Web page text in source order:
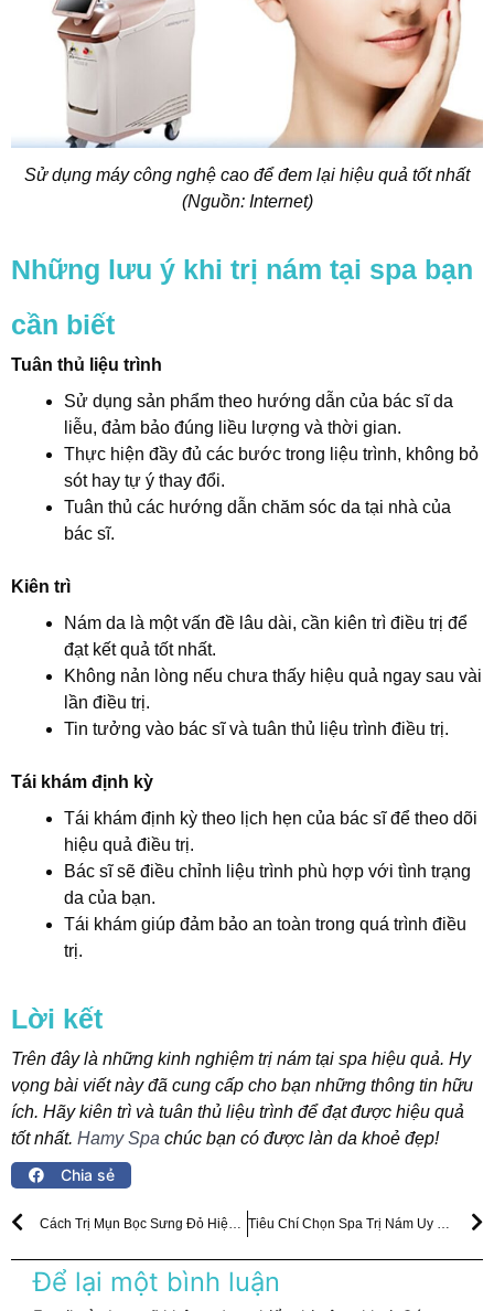
Sử dụng máy công nghệ cao để đem lại hiệu quả tốt nhất
(Nguồn: Internet)
Những lưu ý khi trị nám tại spa bạn
cần biết
Tuân thủ liệu trình
Sử dụng sản phẩm theo hướng dẫn của bác sĩ da
liễu, đảm bảo đúng liều lượng và thời gian.
Thực hiện đầy đủ các bước trong liệu trình, không bỏ
sót hay tự ý thay đổi.
Tuân thủ các hướng dẫn chăm sóc da tại nhà của
bác sĩ.
Kiên trì
Nám da là một vấn đề lâu dài, cần kiên trì điều trị để
đạt kết quả tốt nhất.
Không nản lòng nếu chưa thấy hiệu quả ngay sau vài
lần điều trị.
Tin tưởng vào bác sĩ và tuân thủ liệu trình điều trị.
Tái khám định kỳ
Tái khám định kỳ theo lịch hẹn của bác sĩ để theo dõi
hiệu quả điều trị.
Bác sĩ sẽ điều chỉnh liệu trình phù hợp với tình trạng
da của bạn.
Tái khám giúp đảm bảo an toàn trong quá trình điều
trị.
Lời kết
Trên đây là những kinh nghiệm trị nám tại spa hiệu quả. Hy
vọng bài viết này đã cung cấp cho bạn những thông tin hữu
ích. Hãy kiên trì và tuân thủ liệu trình để đạt được hiệu quả
tốt nhất. Hamy Spa chúc bạn có được làn da khoẻ đẹp!
Chia sẻ
Cách Trị Mụn Bọc Sưng Đỏ Hiệu Quả: Hướng Dẫn A-Z 2024 Tiêu Chí Chọn Spa Trị Nám Uy Tín: Đánh Bay Nám Da
Để lại một bình luận